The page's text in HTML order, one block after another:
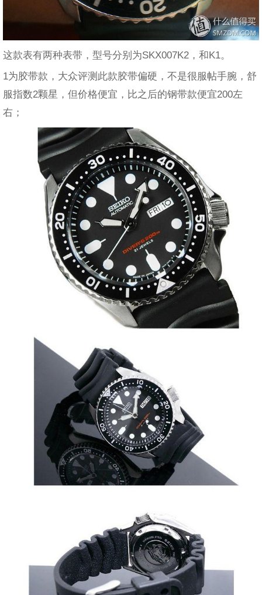
这款表有两种表带，型号分别为SKX007K2，和K1。
1为胶带款，大众评测此款胶带偏硬，不是很服帖手腕，舒
服指数2颗星，但价格便宜，比之后的钢带款便宜200左
右；